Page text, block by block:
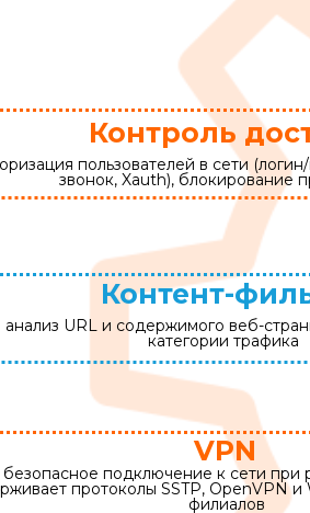
Контроль
пользователей в сети
звонок, Xauth), блокирование
Контент-
анализ URL и содержимого веб-
категории трафика
VPN
безопасное подключение к сети при
протоколы SSTP, OpenVPN
филиалов